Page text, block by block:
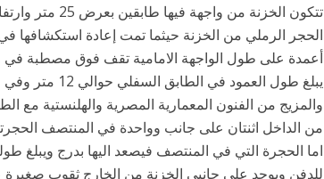
الحجر الرملي من الخزنة حيثما تمت إعادة
أعمدة على طول الواجهة الامامية تقف فوق مصطبة في
والمزيج من الفنون المعمارية المصرية والهلنستية مع
من الداخل اثنتان على جانب وواحدة في المنتصف
للدفن ويوجد على جانبي الخزنة من الخارج ثقوب